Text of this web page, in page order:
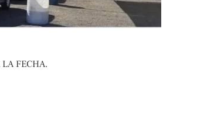
FECHA.